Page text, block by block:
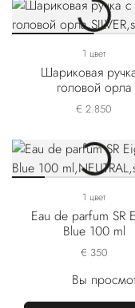
1 цвет
Шариковая
головой орла
€ 2.850
1 цвет
Eau de parfum SR
Blue 100 ml
€ 350
Вы